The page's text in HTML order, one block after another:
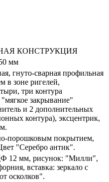
КОНСТРУКЦИЯ
мм
гнуто-сварная профильная
в зоне ригелей,
три контура
закрывание"
и 2 дополнительных
контура), эксцентрик,
порошковым покрытием,
"Серебро антик".
12 мм, рисунок: "Милли",
вставка: зеркало с
осколков".